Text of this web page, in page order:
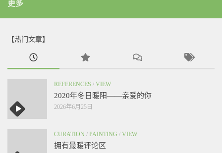
更多
【热门文章】
REFERENCES / VIEW
2020年冬日暖阳——亲爱的你
2026年6月25日
CURATION / PAINTING / VIEW
拥有最暖评论区